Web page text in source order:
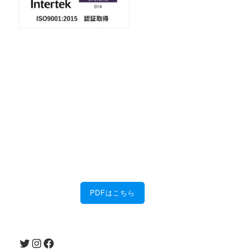
PDFはこちら
Twitter InstagramFacebook